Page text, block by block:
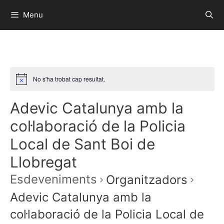
Menu
No s'ha trobat cap resultat.
Adevic Catalunya amb la
col·laboració de la Policia
Local de Sant Boi de
Llobregat
Esdeveniments
Organitzadors
Adevic Catalunya amb la
col·laboració de la Policia Local de